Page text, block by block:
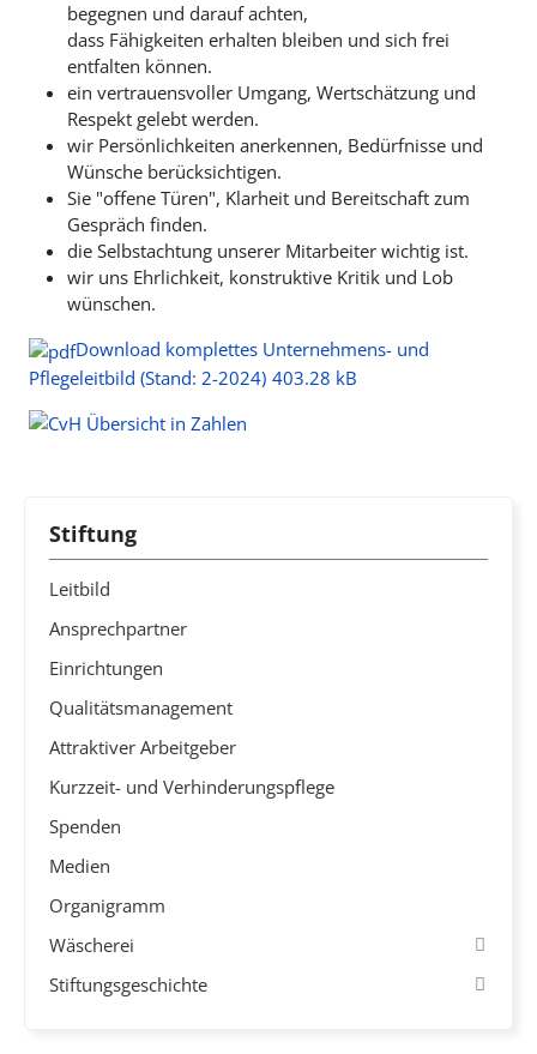
begegnen und darauf achten,
dass Fähigkeiten erhalten bleiben und sich frei
entfalten können.
ein vertrauensvoller Umgang, Wertschätzung und
Respekt gelebt werden.
wir Persönlichkeiten anerkennen, Bedürfnisse und
Wünsche berücksichtigen.
Sie "offene Türen", Klarheit und Bereitschaft zum
Gespräch finden.
die Selbstachtung unserer Mitarbeiter wichtig ist.
wir uns Ehrlichkeit, konstruktive Kritik und Lob
wünschen.
Download komplettes Unternehmens- und
Pflegeleitbild (Stand: 2-2024) 403.28 kB
Stiftung
Leitbild
Ansprechpartner
Einrichtungen
Qualitätsmanagement
Attraktiver Arbeitgeber
Kurzzeit- und Verhinderungspflege
Spenden
Medien
Organigramm
Wäscherei
Stiftungsgeschichte